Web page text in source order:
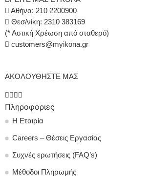
Αθήνα: 210 2200900
Θεσ/νίκη: 2310 383169
(* Αστική Χρέωση από σταθερό)
customers@myikona.gr
ΑΚΟΛΟΥΘΗΣΤΕ ΜΑΣ
Πληροφοριες
Η Εταιρία
Careers – Θέσεις Εργασίας
Συχνές ερωτήσεις (FAQ’s)
Μέθοδοι Πληρωμής